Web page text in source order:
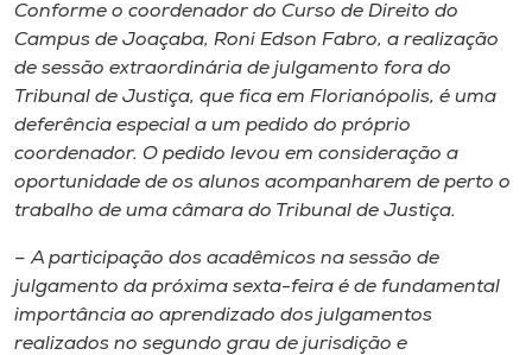
Conforme o coordenador do Curso de Direito do
Campus de Joaçaba, Roni Edson Fabro, a realização
de sessão extraordinária de julgamento fora do
Tribunal de Justiça, que fica em Florianópolis, é uma
deferência especial a um pedido do próprio
coordenador. O pedido levou em consideração a
oportunidade de os alunos acompanharem de perto o
trabalho de uma câmara do Tribunal de Justiça.
– A participação dos acadêmicos na sessão de
julgamento da próxima sexta-feira é de fundamental
importância ao aprendizado dos julgamentos
realizados no segundo grau de jurisdição e